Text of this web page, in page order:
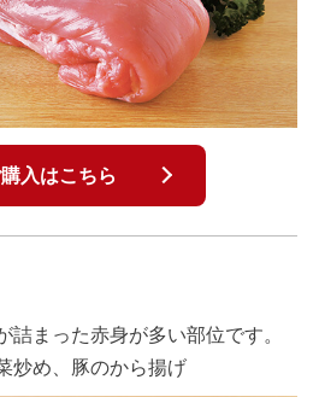
入はこちら
詰まった赤身が多い部位です。
炒め、豚のから揚げ